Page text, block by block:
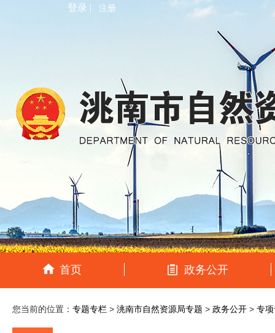
登录 | 注册
首页 政务公开
您当前的位置： 专题专栏 > 洮南市自然资源局专题 > 政务公开 > 专